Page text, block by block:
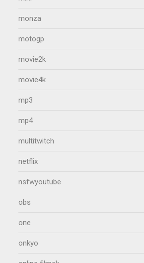
monza
motogp
movie2k
movie4k
mp3
mp4
multitwitch
netflix
nsfwyoutube
obs
one
onkyo